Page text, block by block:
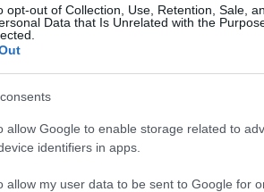
opt-out of Collection, Use, Retention, Sale,
Data that Is Unrelated with the
allow Google to enable storage related to
identifiers in apps.
allow my user data to be sent to Google for
Ευρωπαϊκό Κορασίδων: Τζάμπολ
Εθνική στα Ιωάννινα κόντρα